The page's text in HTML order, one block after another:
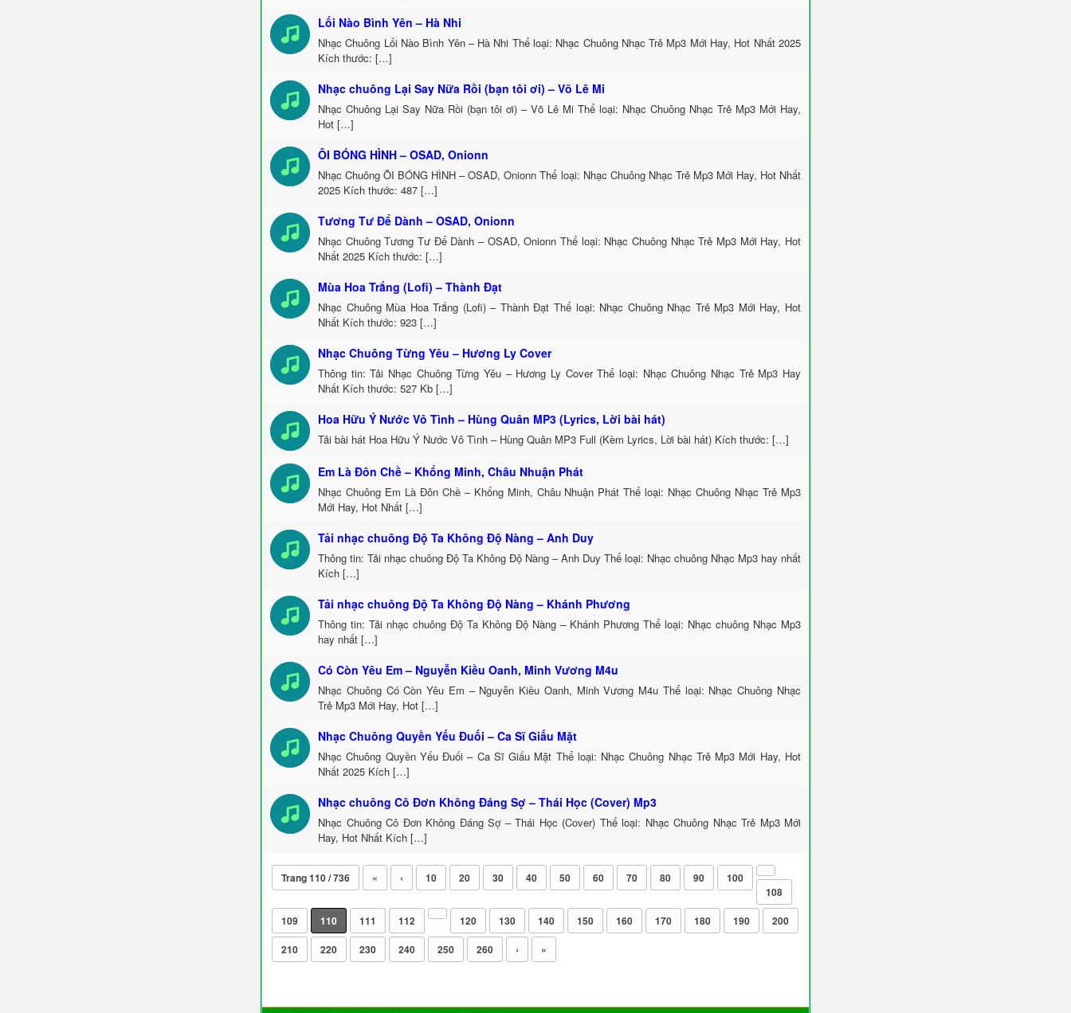
Lối Nào Bình Yên – Hà Nhi
Nhạc Chuông Lối Nào Bình Yên – Hà Nhi Thể loại: Nhạc Chuông Nhạc Trẻ Mp3 Mới Hay, Hot Nhất 2025
Kích thước: […]
Nhạc chuông Lại Say Nữa Rồi (bạn tôi ơi) – Võ Lê Mi
Nhạc Chuông Lại Say Nữa Rồi (bạn tôi ơi) – Võ Lê Mi Thể loại: Nhạc Chuông Nhạc Trẻ Mp3 Mới Hay,
Hot […]
ÔI BÓNG HÌNH – OSAD, Onionn
Nhạc Chuông ÔI BÓNG HÌNH – OSAD, Onionn Thể loại: Nhạc Chuông Nhạc Trẻ Mp3 Mới Hay, Hot Nhất
2025 Kích thước: 487 […]
Tương Tư Để Dành – OSAD, Onionn
Nhạc Chuông Tương Tư Để Dành – OSAD, Onionn Thể loại: Nhạc Chuông Nhạc Trẻ Mp3 Mới Hay, Hot
Nhất 2025 Kích thước: […]
Mùa Hoa Trắng (Lofi) – Thành Đạt
Nhạc Chuông Mùa Hoa Trắng (Lofi) – Thành Đạt Thể loại: Nhạc Chuông Nhạc Trẻ Mp3 Mới Hay, Hot
Nhất Kích thước: 923 […]
Nhạc Chuông Từng Yêu – Hương Ly Cover
Thông tin: Tải Nhạc Chuông Từng Yêu – Hương Ly Cover Thể loại: Nhạc Chuông Nhạc Trẻ Mp3 Hay
Nhất Kích thước: 527 Kb […]
Hoa Hữu Ý Nước Vô Tình – Hùng Quân MP3 (Lyrics, Lời bài hát)
Tải bài hát Hoa Hữu Ý Nước Vô Tình – Hùng Quân MP3 Full (Kèm Lyrics, Lời bài hát) Kích thước: […]
Em Là Đôn Chề – Khổng Minh, Châu Nhuận Phát
Nhạc Chuông Em Là Đôn Chề – Khổng Minh, Châu Nhuận Phát Thể loại: Nhạc Chuông Nhạc Trẻ Mp3
Mới Hay, Hot Nhất […]
Tải nhạc chuông Độ Ta Không Độ Nàng – Anh Duy
Thông tin: Tải nhạc chuông Độ Ta Không Độ Nàng – Anh Duy Thể loại: Nhạc chuông Nhạc Mp3 hay nhất
Kích […]
Tải nhạc chuông Độ Ta Không Độ Nàng – Khánh Phương
Thông tin: Tải nhạc chuông Độ Ta Không Độ Nàng – Khánh Phương Thể loại: Nhạc chuông Nhạc Mp3
hay nhất […]
Có Còn Yêu Em – Nguyễn Kiều Oanh, Minh Vương M4u
Nhạc Chuông Có Còn Yêu Em – Nguyễn Kiều Oanh, Minh Vương M4u Thể loại: Nhạc Chuông Nhạc
Trẻ Mp3 Mới Hay, Hot […]
Nhạc Chuông Quyền Yếu Đuối – Ca Sĩ Giấu Mặt
Nhạc Chuông Quyền Yếu Đuối – Ca Sĩ Giấu Mặt Thể loại: Nhạc Chuông Nhạc Trẻ Mp3 Mới Hay, Hot
Nhất 2025 Kích […]
Nhạc chuông Cô Đơn Không Đáng Sợ – Thái Học (Cover) Mp3
Nhạc Chuông Cô Đơn Không Đáng Sợ – Thái Học (Cover) Thể loại: Nhạc Chuông Nhạc Trẻ Mp3 Mới
Hay, Hot Nhất Kích […]
Trang 110 / 736 « ‹ 10 20 30 40 50 60 70 80 90
100
108
109
110 111 112 120 130 140 150 160 170 180 190
200
210
220 230 240 250 260 › »